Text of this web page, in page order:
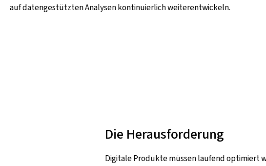
auf datengestützten Analysen kontinuierlich weiterentwickeln.
Die Herausforderung
Digitale Produkte müssen laufend optimiert